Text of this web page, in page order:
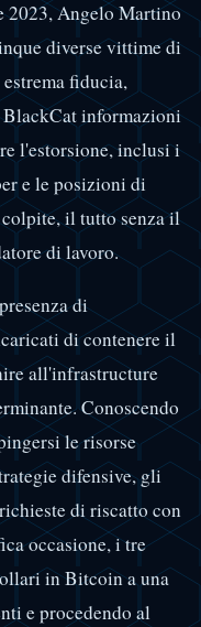
2023, Angelo Martino
diverse vittime di
fiducia,
informazioni
l'estorsione, inclusi i
e le posizioni di
il tutto senza il
di lavoro.
di
di contenere il
all'infrastructure
Conoscendo
le risorse
difensive, gli
di riscatto con
occasione, i tre
in Bitcoin a una
e procedendo al